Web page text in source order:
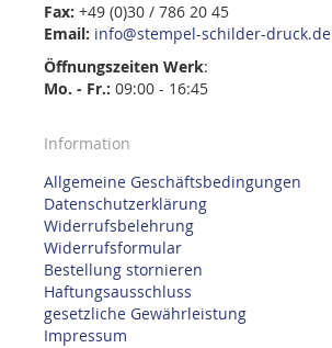
Fax: +49 (0)30 / 786 20 45
Email: info@stempel-schilder-druck.de
Öffnungszeiten Werk:
Mo. - Fr.: 09:00 - 16:45
Information
Allgemeine Geschäftsbedingungen
Datenschutzerklärung
Widerrufsbelehrung
Widerrufsformular
Bestellung stornieren
Haftungsausschluss
gesetzliche Gewährleistung
Impressum